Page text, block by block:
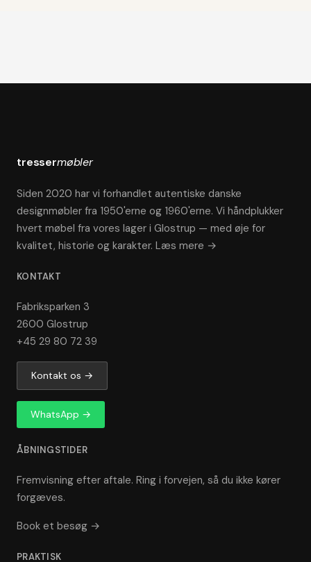
tressermøbler
Siden 2020 har vi forhandlet autentiske danske
designmøbler fra 1950'erne og 1960'erne. Vi håndplukker
hvert møbel fra vores lager i Glostrup — med øje for
kvalitet, historie og karakter. Læs mere →
KONTAKT
Fabriksparken 3
2600 Glostrup
+45 29 80 72 39
Kontakt os →
WhatsApp →
ÅBNINGSTIDER
Fremvisning efter aftale. Ring i forvejen, så du ikke kører
forgæves.
Book et besøg →
PRAKTISK